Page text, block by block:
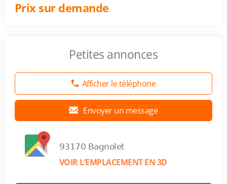
Prix sur demande
Petites annonces
Afficher le téléphone
Envoyer un message
93170 Bagnolet
VOIR L’EMPLACEMENT EN 3D